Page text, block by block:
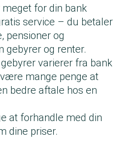
for din bank
service – du betaler
pensioner og
gebyrer og renter.
varierer fra bank
mange penge at
bedre aftale hos en
at forhandle med din
dine priser.